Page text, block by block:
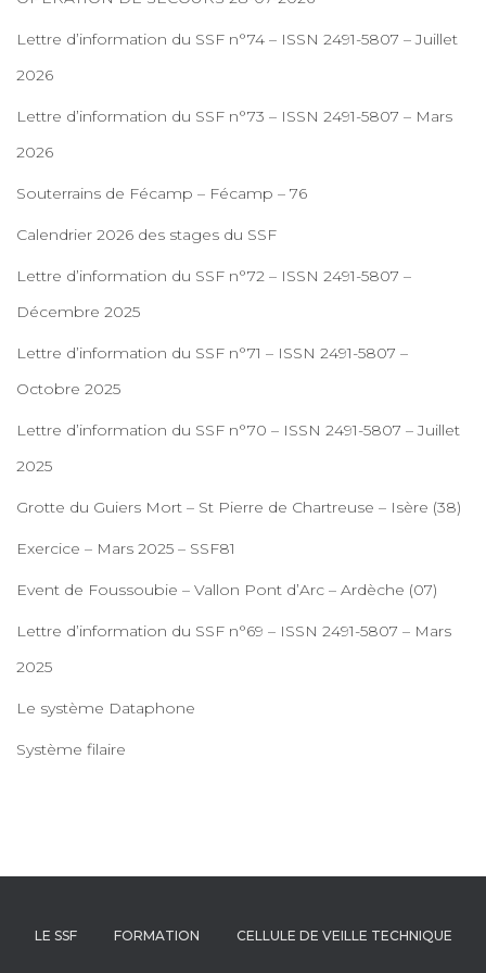
Lettre d’information du SSF n°74 – ISSN 2491-5807 – Juillet
2026
Lettre d’information du SSF n°73 – ISSN 2491-5807 – Mars
2026
Souterrains de Fécamp – Fécamp – 76
Calendrier 2026 des stages du SSF
Lettre d’information du SSF n°72 – ISSN 2491-5807 –
Décembre 2025
Lettre d’information du SSF n°71 – ISSN 2491-5807 –
Octobre 2025
Lettre d’information du SSF n°70 – ISSN 2491-5807 – Juillet
2025
Grotte du Guiers Mort – St Pierre de Chartreuse – Isère (38)
Exercice – Mars 2025 – SSF81
Event de Foussoubie – Vallon Pont d’Arc – Ardèche (07)
Lettre d’information du SSF n°69 – ISSN 2491-5807 – Mars
2025
Le système Dataphone
Système filaire
LE SSF FORMATION CELLULE DE VEILLE TECHNIQUE